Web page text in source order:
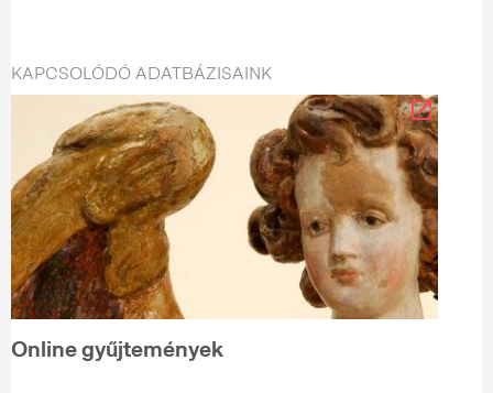
KAPCSOLÓDÓ ADATBÁZISAINK
Online gyűjtemények